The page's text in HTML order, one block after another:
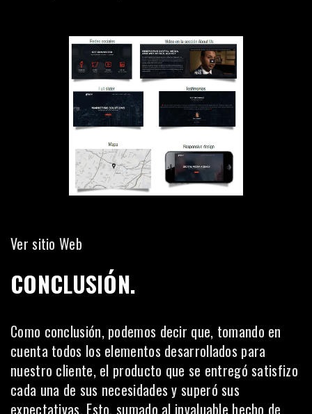
Ver sitio Web
CONCLUSIÓN.
Como conclusión, podemos decir que, tomando en
cuenta todos los elementos desarrollados para
nuestro cliente, el producto que se entregó satisfizo
cada una de sus necesidades y superó sus
expectativas. Esto, sumado al invaluable hecho de